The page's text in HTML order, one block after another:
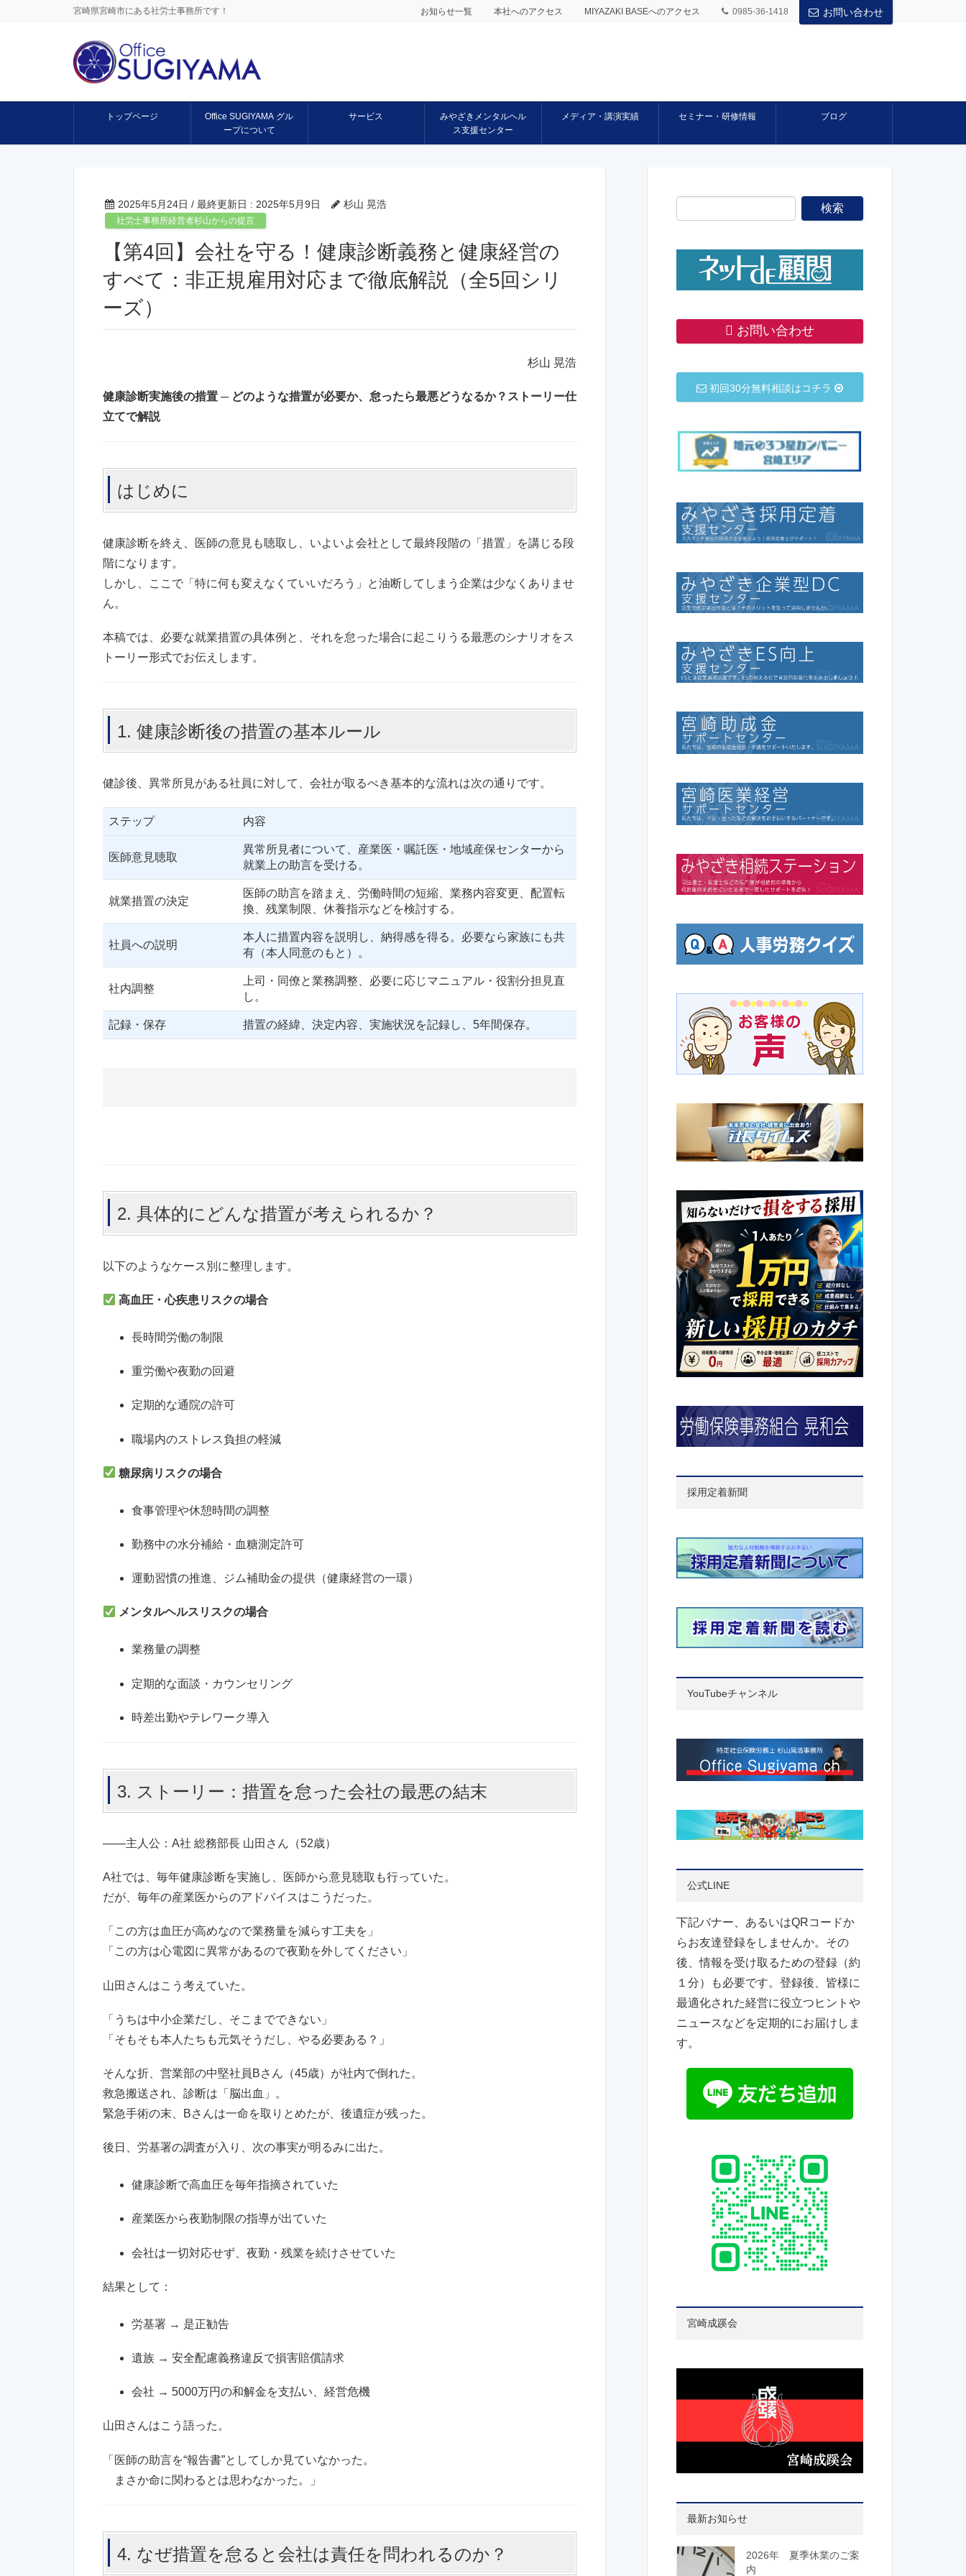
宮崎県宮崎市にある社労士事務所です！ お知らせ一覧 本社へのアクセス MIYAZAKI BASEへのアクセス 0985-36-1418 お問い合わせ
トップページ
Office SUGIYAMA グル
ープについて
サービス
みやざきメンタルヘル
ス支援センター
メディア・講演実績 セミナー・研修情報 ブログ
2025年5月24日 / 最終更新日 : 2025年5月9日 杉山 晃浩
社労士事務所経営者杉山からの提言
【第4回】会社を守る！健康診断義務と健康経営の
すべて：非正規雇用対応まで徹底解説（全5回シリ
ーズ）
杉山 晃浩
健康診断実施後の措置 ─ どのような措置が必要か、怠ったら最悪どうなるか？ストーリー仕
立てで解説
はじめに
健康診断を終え、医師の意見も聴取し、いよいよ会社として最終段階の「措置」を講じる段
階になります。
しかし、ここで「特に何も変えなくていいだろう」と油断してしまう企業は少なくありませ
ん。
本稿では、必要な就業措置の具体例と、それを怠った場合に起こりうる最悪のシナリオをス
トーリー形式でお伝えします。
1. 健康診断後の措置の基本ルール
健診後、異常所見がある社員に対して、会社が取るべき基本的な流れは次の通りです。
ステップ 内容
医師意見聴取
異常所見者について、産業医・嘱託医・地域産保センターから
就業上の助言を受ける。
就業措置の決定
医師の助言を踏まえ、労働時間の短縮、業務内容変更、配置転
換、残業制限、休養指示などを検討する。
社員への説明
本人に措置内容を説明し、納得感を得る。必要なら家族にも共
有（本人同意のもと）。
社内調整
上司・同僚と業務調整、必要に応じマニュアル・役割分担見直
し。
記録・保存 措置の経緯、決定内容、実施状況を記録し、5年間保存。
2. 具体的にどんな措置が考えられるか？
以下のようなケース別に整理します。
高血圧・心疾患リスクの場合
長時間労働の制限
重労働や夜勤の回避
定期的な通院の許可
職場内のストレス負担の軽減
糖尿病リスクの場合
食事管理や休憩時間の調整
勤務中の水分補給・血糖測定許可
運動習慣の推進、ジム補助金の提供（健康経営の一環）
メンタルヘルスリスクの場合
業務量の調整
定期的な面談・カウンセリング
時差出勤やテレワーク導入
3. ストーリー：措置を怠った会社の最悪の結末
――主人公：A社 総務部長 山田さん（52歳）
A社では、毎年健康診断を実施し、医師から意見聴取も行っていた。
だが、毎年の産業医からのアドバイスはこうだった。
「この方は血圧が高めなので業務量を減らす工夫を」
「この方は心電図に異常があるので夜勤を外してください」
山田さんはこう考えていた。
「うちは中小企業だし、そこまでできない」
「そもそも本人たちも元気そうだし、やる必要ある？」
そんな折、営業部の中堅社員Bさん（45歳）が社内で倒れた。
救急搬送され、診断は「脳出血」。
緊急手術の末、Bさんは一命を取りとめたが、後遺症が残った。
後日、労基署の調査が入り、次の事実が明るみに出た。
健康診断で高血圧を毎年指摘されていた
産業医から夜勤制限の指導が出ていた
会社は一切対応せず、夜勤・残業を続けさせていた
結果として：
労基署 → 是正勧告
遺族 → 安全配慮義務違反で損害賠償請求
会社 → 5000万円の和解金を支払い、経営危機
山田さんはこう語った。
「医師の助言を“報告書”としてしか見ていなかった。
まさか命に関わるとは思わなかった。」
4. なぜ措置を怠ると会社は責任を問われるのか？
お問い合わせ
初回30分無料相談はコチラ
採用定着新聞
YouTubeチャンネル
公式LINE
下記バナー、あるいはQRコードか
らお友達登録をしませんか。その
後、情報を受け取るための登録（約
１分）も必要です。登録後、皆様に
最適化された経営に役立つヒントや
ニュースなどを定期的にお届けしま
す。
宮崎成蹊会
最新お知らせ
2026年 夏季休業のご案
内